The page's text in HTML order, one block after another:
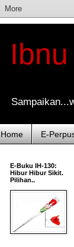
Home E-
E-Buku IH-130:
Hibur Hibur Sikit.
Pilihan..